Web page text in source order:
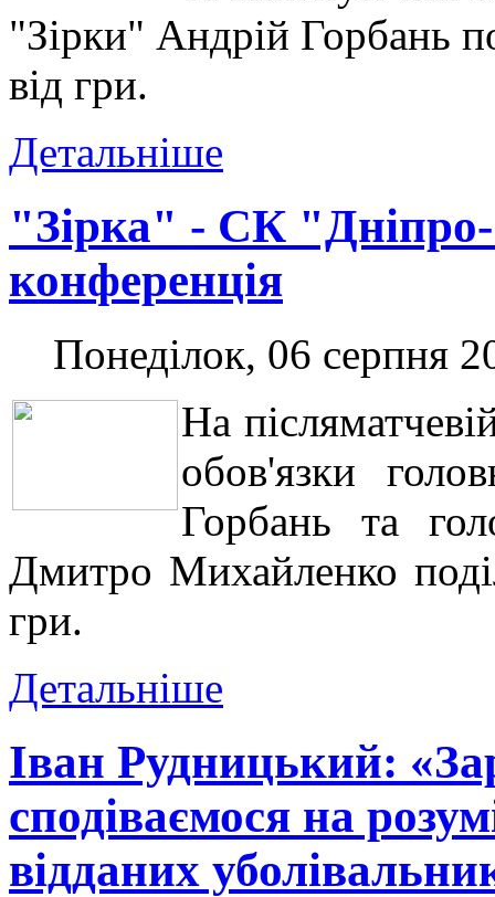
"Зірки" Андрій Горбань
від гри.
Детальніше
"Зірка" - СК "Дніпро-
конференція
Понеділок, 06 серпня
На
обов'язки
Горбань та
Дмитро Михайленко
гри.
Детальніше
Іван Рудницький:
сподіваємося на
відданих